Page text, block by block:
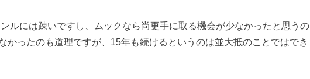
ルには疎いですし、ムックなら尚更手に取る機会が少なかったと思うの
かったのも道理ですが、15年も続けるというのは並大抵のことではでき